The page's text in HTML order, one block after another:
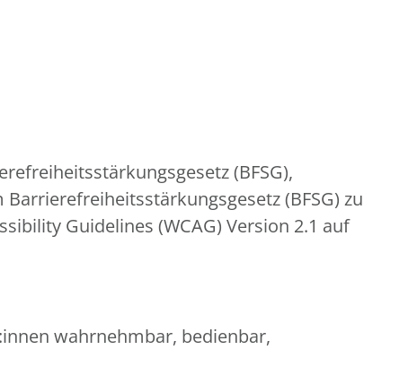
(BFSG),
(BFSG) zu
Guidelines (WCAG) Version 2.1 auf
wahrnehmbar, bedienbar,